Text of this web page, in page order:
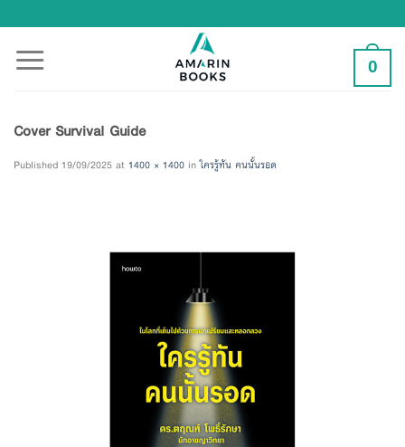
to
content
0
Cover Survival Guide
Published 19/09/2025 at 1400 × 1400 inใครรู้ทัน คนนั้นรอด